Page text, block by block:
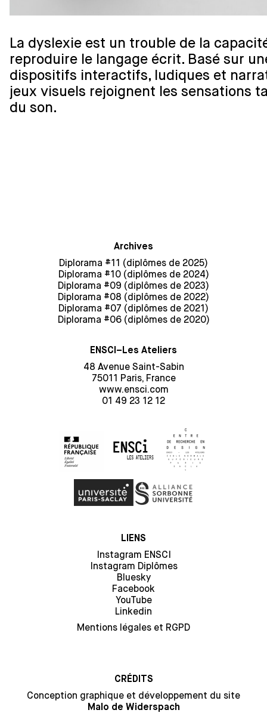
La dyslexie est un trouble de la
reproduire le langage écrit. Basé sur
dispositifs interactifs, ludiques et
jeux visuels rejoignent les sensations
du son.
Archives
Diplorama #11 (diplômes de 2025)
Diplorama #10 (diplômes de 2024)
Diplorama #09 (diplômes de 2023)
Diplorama #08 (diplômes de 2022)
Diplorama #07 (diplômes de 2021)
Diplorama #06 (diplômes de 2020)
ENSCI–Les Ateliers
48 Avenue Saint-Sabin
75011 Paris, France
www.ensci.com
01 49 23 12 12
LIENS
Instagram ENSCI
Instagram Diplômes
Bluesky
Facebook
YouTube
Linkedin
Mentions légales et RGPD
CRÉDITS
Conception graphique et développement du site
Malo de Widerspach